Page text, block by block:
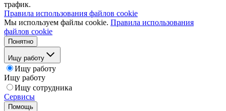
трафик.
Правила использования файлов cookie
Мы используем файлы cookie. Правила использования
файлов cookie
Понятно
Ищу работу
Ищу работу
Ищу работу
Ищу сотрудника
Сервисы
Помощь